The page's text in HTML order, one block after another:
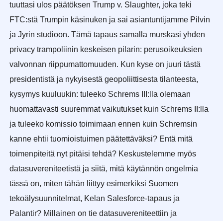
tuuttasi ulos päätöksen Trump v. Slaughter, joka teki
FTC:stä Trumpin käsinuken ja sai asiantuntijamme Pilvin
ja Jyrin studioon. Tämä tapaus samalla murskasi yhden
privacy trampoliinin keskeisen pilarin: perusoikeuksien
valvonnan riippumattomuuden. Kun kyse on juuri tästä
presidentistä ja nykyisestä geopoliittisesta tilanteesta,
kysymys kuuluukin: tuleeko Schrems III:lla olemaan
huomattavasti suuremmat vaikutukset kuin Schrems II:lla
ja tuleeko komissio toimimaan ennen kuin Schremsin
kanne ehtii tuomioistuimen päätettäväksi? Entä mitä
toimenpiteitä nyt pitäisi tehdä? Keskustelemme myös
datasuvereniteetistä ja siitä, mitä käytännön ongelmia
tässä on, miten tähän liittyy esimerkiksi Suomen
tekoälysuunnitelmat, Kelan Salesforce-tapaus ja
Palantir? Millainen on tie datasuvereniteettiin ja